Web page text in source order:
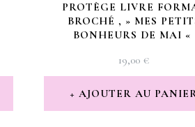
PROTÈGE LIVRE
BROCHÉ , » MES
BONHEURS DE MAI «
19,00 €
AJOUTER AU